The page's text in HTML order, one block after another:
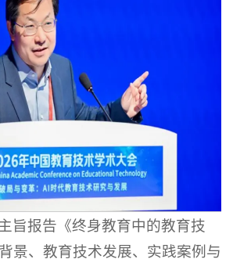
旨报告《终身教育中的教育技
景、教育技术发展、实践案例与